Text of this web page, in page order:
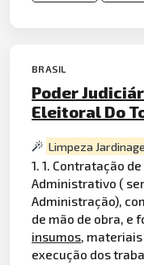
BRASIL
Poder
Eleitoral Do
Limpeza
1. 1. Contratação
Administrativo (
Administração),
de mão de obra, e
insumos ,
execução dos